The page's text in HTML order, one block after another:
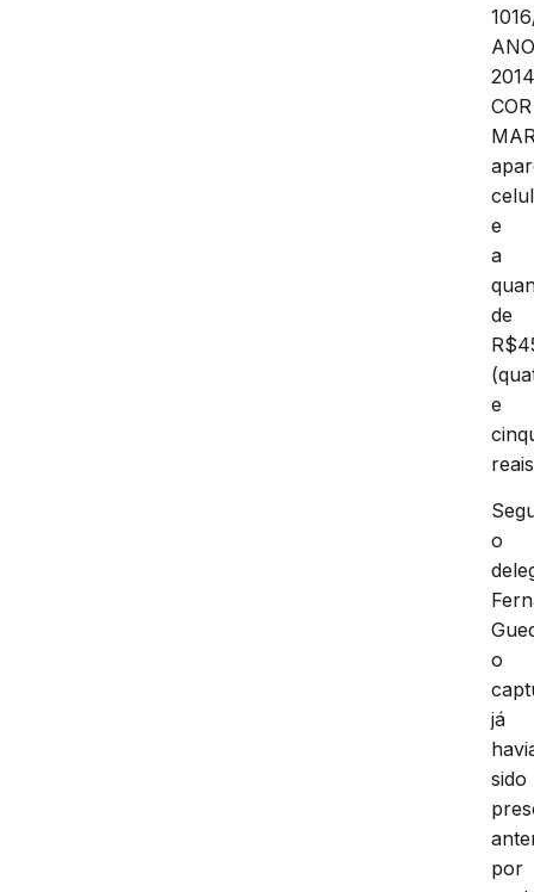
COR
e
a
de
e
o
o
já
sido
por